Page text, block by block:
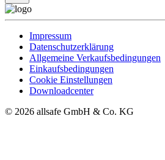
Impressum
Datenschutzerklärung
Allgemeine Verkaufsbedingungen
Einkaufsbedingungen
Cookie Einstellungen
Downloadcenter
© 2026 allsafe GmbH & Co. KG